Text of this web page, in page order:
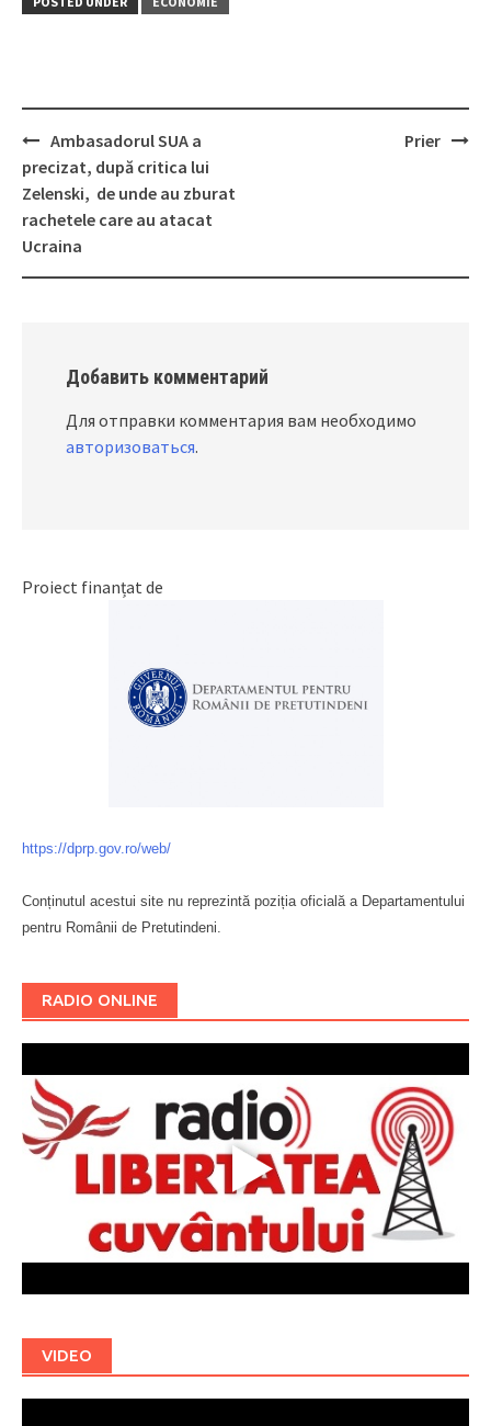
Post
navigation
Ambasadorul SUA a
precizat, după critica lui
Zelenski, de unde au zburat
rachetele care au atacat
Ucraina
Prier
Добавить комментарий
Для отправки комментария вам необходимо
авторизоваться.
Proiect finanțat de
https://dprp.gov.ro/web/
Conținutul acestui site nu reprezintă poziția oficială a Departamentului
pentru Românii de Pretutindeni.
RADIO ONLINE
VIDEO